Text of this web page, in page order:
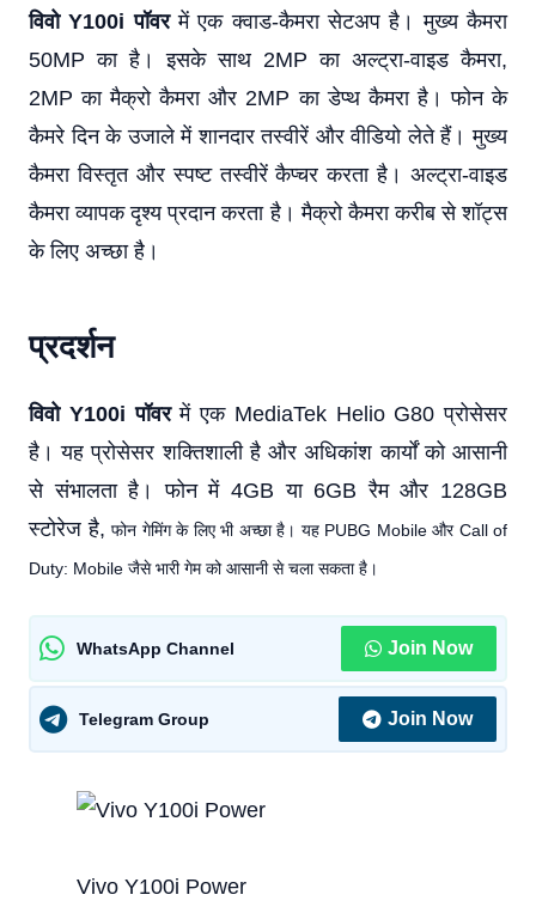
विवो Y100i पॉवरमें एक क्वाड-कैमरा सेटअप है। मुख्य कैमरा
50MP का है। इसके साथ 2MP का अल्ट्रा-वाइड कैमरा,
2MP का मैक्रो कैमरा और 2MP का डेप्थ कैमरा है। फोन के
कैमरे दिन के उजाले में शानदार तस्वीरें और वीडियो लेते हैं। मुख्य
कैमरा विस्तृत और स्पष्ट तस्वीरें कैप्चर करता है। अल्ट्रा-वाइड
कैमरा व्यापक दृश्य प्रदान करता है। मैक्रो कैमरा करीब से शॉट्स
के लिए अच्छा है।
प्रदर्शन
विवो Y100i पॉवरमें एक MediaTek Helio G80 प्रोसेसर
है। यह प्रोसेसर शक्तिशाली है और अधिकांश कार्यों को आसानी
से संभालता है। फोन में 4GB या 6GB रैम और 128GB
स्टोरेज है, फोन गेमिंग के लिए भी अच्छा है। यह PUBG Mobile और Call of
Duty: Mobile जैसे भारी गेम को आसानी से चला सकता है।
WhatsApp Channel Join Now
Telegram Group Join Now
Vivo Y100i Power